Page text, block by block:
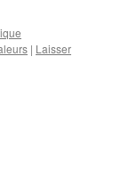
| Laisser